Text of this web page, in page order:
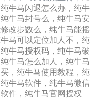
牛马闪退怎么办，纯牛
牛马封号么，纯牛马安
改步数么，纯牛马能摇
马可以定位加人不，纯
牛马授权码，纯牛马破
牛马怎么加人，纯牛马
，纯牛马使用教程，纯
牛马软件，纯牛马微信
件，纯牛马官网授权